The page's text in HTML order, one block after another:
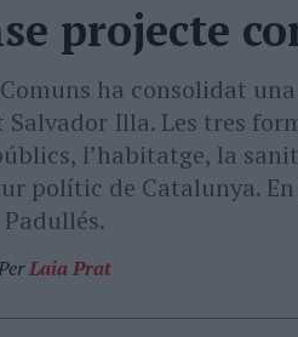
projecte
Comuns ha consolidat
Illa. Les tres
lʼhabitatge, la
polític de Catalunya.
Padullés.
Laia Prat